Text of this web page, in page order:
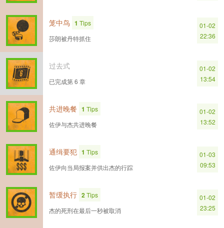
笼中鸟 1 Tips
莎朗被丹特抓住
01-02
22:36
过去式
已完成第 6 章
01-02
13:54
共进晚餐 1 Tips
佐伊与杰共进晚餐
01-02
13:52
通缉要犯 1 Tips
佐伊向当局报案并供出杰的行踪
01-03
09:53
暂缓执行 2Tips
杰的死刑在最后一秒被取消
01-02
23:25